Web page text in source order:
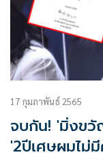
17 กุมภาพันธ์ 2565
จบกัน! 'มิ่งขวั
'2ปีเศษผมไม่